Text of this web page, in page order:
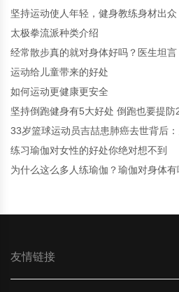
坚持运动使人年轻，健身教练身材出
太极拳流派种类介绍
经常散步真的就对身体好吗？医生坦言
运动给儿童带来的好处
如何运动更健康更安全
坚持倒跑健身有5大好处 倒跑也要提防
33岁篮球运动员吉喆患肺癌去世背后
练习瑜伽对女性的好处你绝对想不到
为什么这么多人练瑜伽？瑜伽对身体有
友情链接